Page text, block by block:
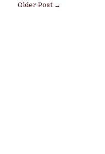
Older Post →